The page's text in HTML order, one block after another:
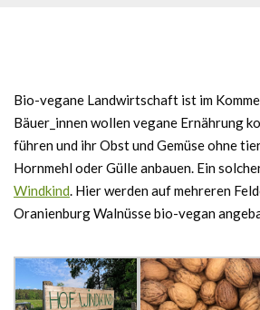
Bio-vegane Landwirtschaft ist im
Bäuer_innen wollen vegane Ernährung
führen und ihr Obst und Gemüse ohne
Hornmehl oder Gülle anbauen. Ein
Windkind. Hier werden auf mehreren
Oranienburg Walnüsse bio-vegan